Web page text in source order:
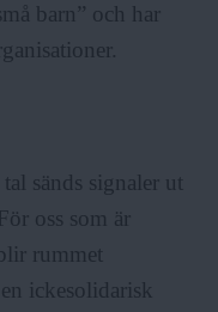
barn” och har
sänds signaler ut
oss som är
rummet
ickesolidarisk